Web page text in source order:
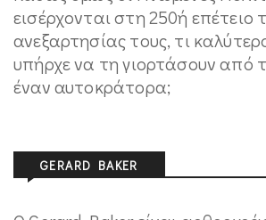
εισέρχονται στη 250ή επέτειο
ανεξαρτησίας τους, τι
υπήρχε να τη γιορτάσουν από
έναν αυτοκράτορα;
GERARD BAKER